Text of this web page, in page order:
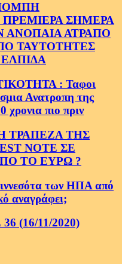
ΣΗΜΕΡΑ
ΑΝΟΠΑΙΑ ΑΤΡΑΠΟ
ΤΑΥΤΟΤΗΤΕΣ
: Ταφοι
Ανατροπη της
χρονια πιο πριν
ΤΡΑΠΕΖΑ ΤΗΣ
NOTE ΣΕ
ΤΟ ΕΥΡΩ ?
των ΗΠΑ από
αναγράφει;
(16/11/2020)